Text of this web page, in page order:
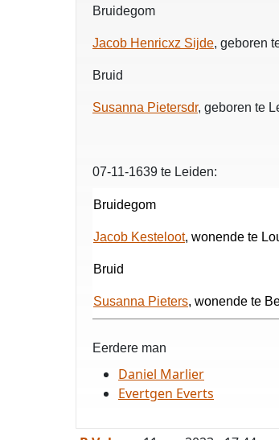
Bruidegom
Jacob Henricxz Sijde, geboren
Bruid
Susanna Pietersdr, geboren te
07-11-1639 te Leiden:
Bruidegom
Jacob Kesteloot, wonende te
Bruid
Susanna Pieters, wonende te
Eerdere man
Daniel Marlier
Evertgen Everts